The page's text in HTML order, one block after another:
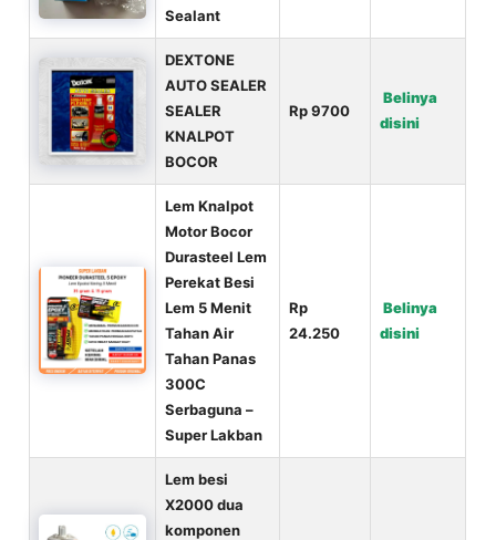
Sealant
DEXTONE
AUTO SEALER
SEALER
KNALPOT
BOCOR
Rp 9700
Belinya
disini
Lem Knalpot
Motor Bocor
Durasteel Lem
Perekat Besi
Lem 5 Menit
Tahan Air
Tahan Panas
300C
Serbaguna –
Super Lakban
Rp
24.250
Belinya
disini
Lem besi
X2000 dua
komponen